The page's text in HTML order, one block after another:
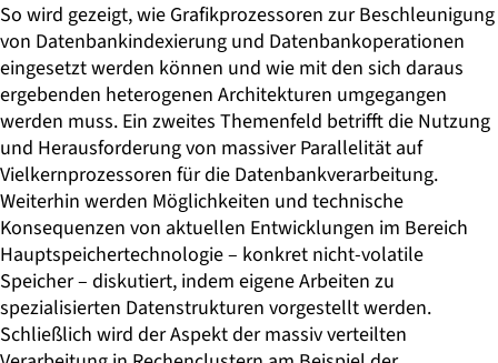
So wird gezeigt, wie Grafikprozessoren zur Beschleunigung
von Datenbankindexierung und Datenbankoperationen
eingesetzt werden können und wie mit den sich daraus
ergebenden heterogenen Architekturen umgegangen
werden muss. Ein zweites Themenfeld betrifft die Nutzung
und Herausforderung von massiver Parallelität auf
Vielkernprozessoren für die Datenbankverarbeitung.
Weiterhin werden Möglichkeiten und technische
Konsequenzen von aktuellen Entwicklungen im Bereich
Hauptspeichertechnologie – konkret nicht-volatile
Speicher – diskutiert, indem eigene Arbeiten zu
spezialisierten Datenstrukturen vorgestellt werden.
Schließlich wird der Aspekt der massiv verteilten